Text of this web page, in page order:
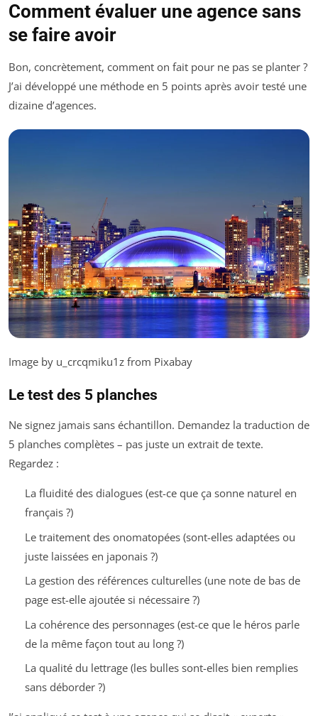
Comment évaluer une agence sans
se faire avoir
Bon, concrètement, comment on fait pour ne pas se planter ?
J’ai développé une méthode en 5 points après avoir testé une
dizaine d’agences.
Image by u_crcqmiku1z from Pixabay
Le test des 5 planches
Ne signez jamais sans échantillon. Demandez la traduction de
5 planches complètes – pas juste un extrait de texte.
Regardez :
La fluidité des dialogues (est-ce que ça sonne naturel en
français ?)
Le traitement des onomatopées (sont-elles adaptées ou
juste laissées en japonais ?)
La gestion des références culturelles (une note de bas de
page est-elle ajoutée si nécessaire ?)
La cohérence des personnages (est-ce que le héros parle
de la même façon tout au long ?)
La qualité du lettrage (les bulles sont-elles bien remplies
sans déborder ?)